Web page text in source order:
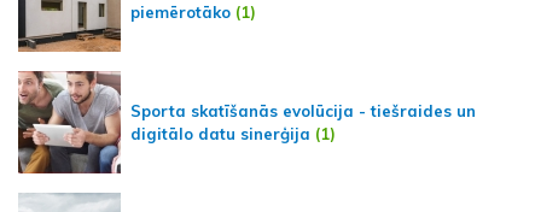
piemērotāko (1)
Sporta skatīšanās evolūcija - tiešraides un
digitālo datu sinerģija (1)